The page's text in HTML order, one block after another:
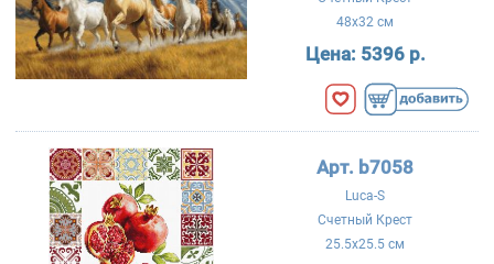
48x32 см
Цена: 5396 р.
Арт. b7058
Luca-S
Счетный Крест
25.5x25.5 см